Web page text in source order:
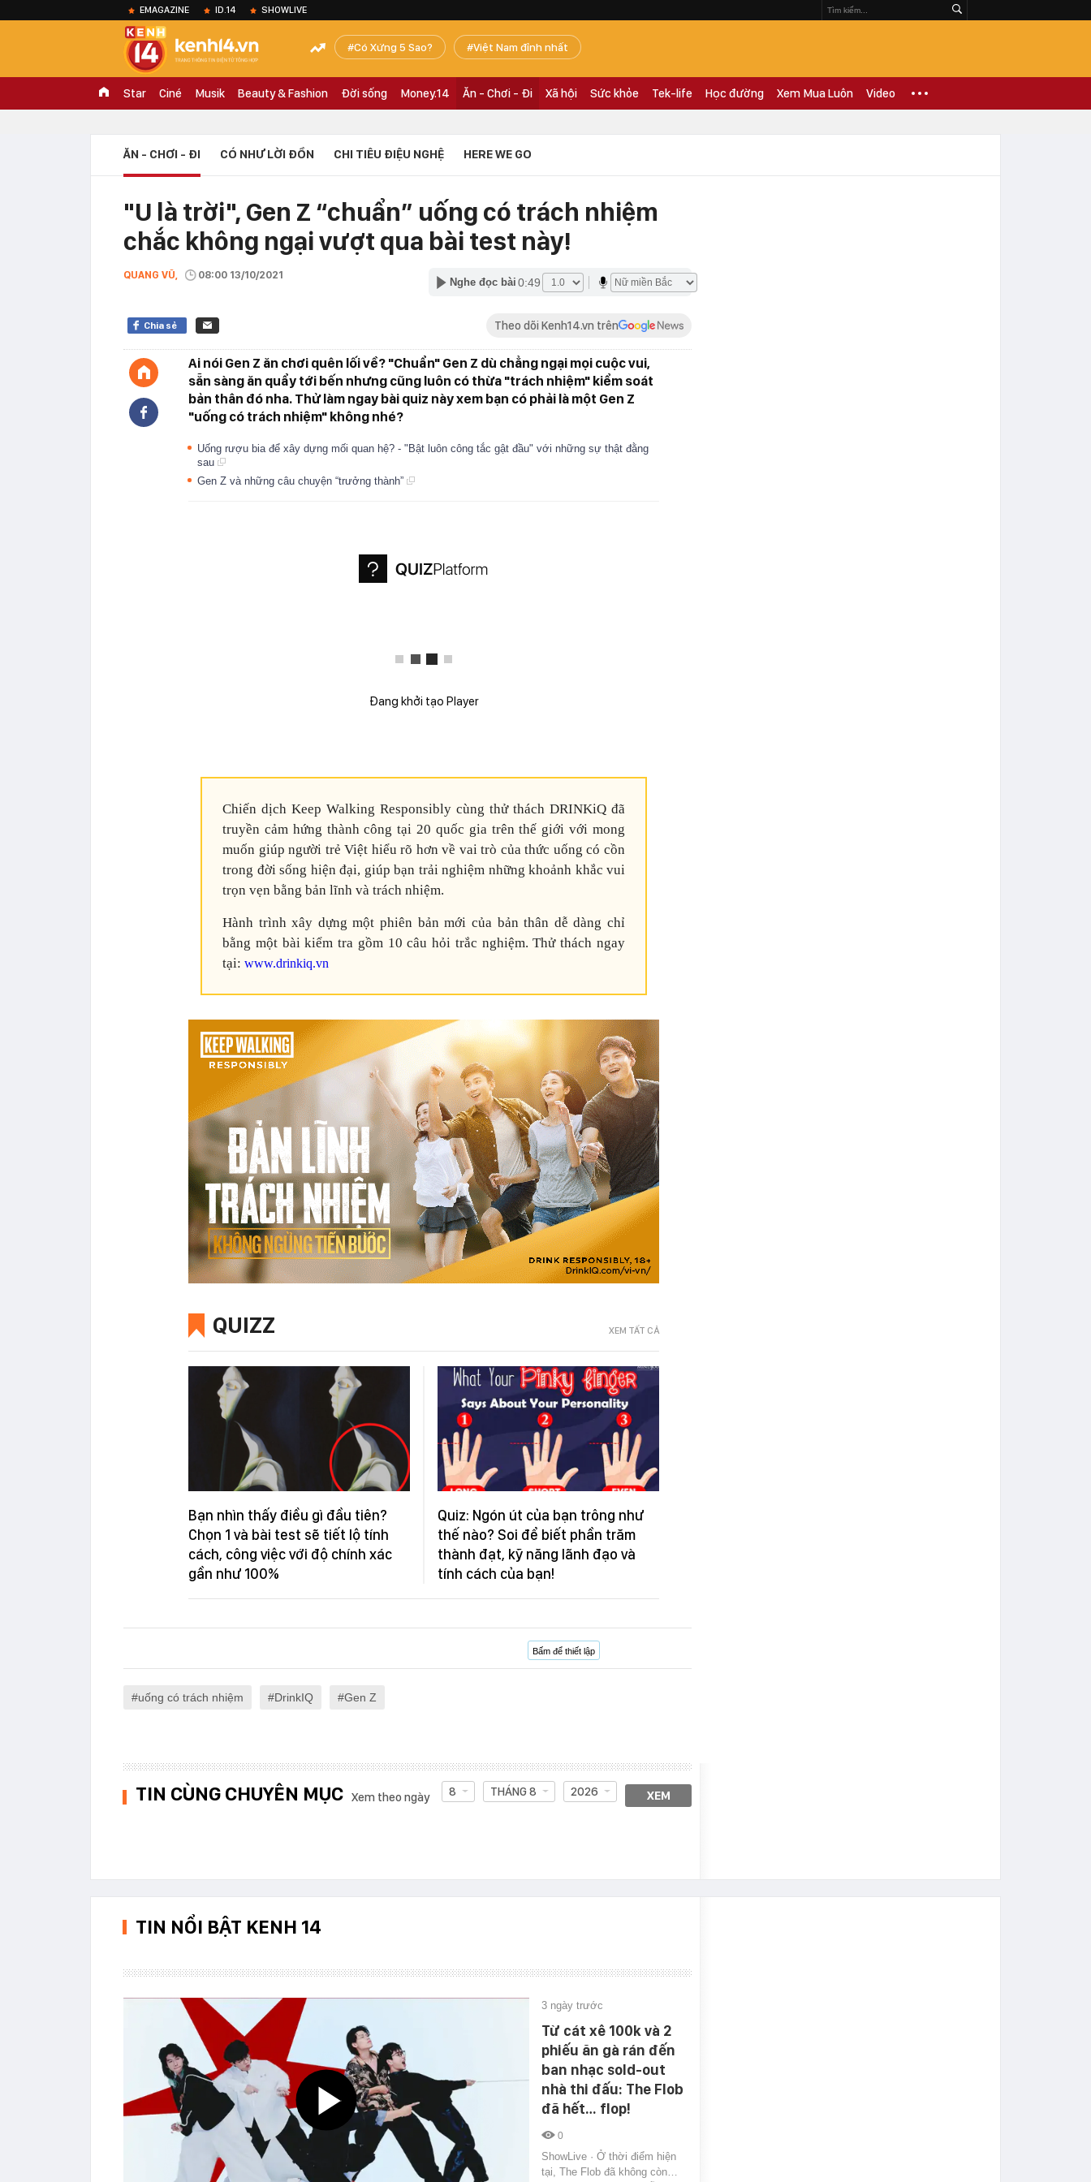
EMAGAZINE ID.14 SHOWLIVE
Có Xứng 5 Sao? Việt Nam đỉnh nhất
Star Ciné Musik Beauty & Fashion Đời sống Money.14 Ăn - Chơi - Đi Xã hội Sức khỏe Tek-life Học đường Xem Mua Luôn Video
ĂN - CHƠI - ĐI CÓ NHƯ LỜI ĐỒN CHI TIÊU ĐIỆU NGHỆ HERE WE GO
"U là trời", Gen Z “chuẩn” uống có trách nhiệm
chắc không ngại vượt qua bài test này!
QUANG VŨ, 08:00 13/10/2021
Nghe đọc bài 0:49
Chia sẻ Theo dõi Kenh14.vn trên
Ai nói Gen Z ăn chơi quên lối về? "Chuẩn" Gen Z dù chẳng ngại mọi cuộc vui,
sẵn sàng ăn quẩy tới bến nhưng cũng luôn có thừa "trách nhiệm" kiểm soát
bản thân đó nha. Thử làm ngay bài quiz này xem bạn có phải là một Gen Z
"uống có trách nhiệm" không nhé?
Uống rượu bia để xây dựng mối quan hệ? - "Bật luôn công tắc gật đầu" với những sự thật đằng
sau
Gen Z và những câu chuyện “trưởng thành”
Đang khởi tạo Player
Chiến dịch Keep Walking Responsibly cùng thử thách DRINKiQ đã
truyền cảm hứng thành công tại 20 quốc gia trên thế giới với mong
muốn giúp người trẻ Việt hiểu rõ hơn về vai trò của thức uống có cồn
trong đời sống hiện đại, giúp bạn trải nghiệm những khoảnh khắc vui
trọn vẹn bằng bản lĩnh và trách nhiệm.
Hành trình xây dựng một phiên bản mới của bản thân dễ dàng chỉ
bằng một bài kiểm tra gồm 10 câu hỏi trắc nghiệm. Thử thách ngay
tại: www.drinkiq.vn
QUIZZ XEM TẤT CẢ
Bạn nhìn thấy điều gì đầu tiên?
Chọn 1 và bài test sẽ tiết lộ tính
cách, công việc với độ chính xác
gần như 100%
Quiz: Ngón út của bạn trông như
thế nào? Soi để biết phần trăm
thành đạt, kỹ năng lãnh đạo và
tính cách của bạn!
Bấm để thiết lập
uống có trách nhiệm DrinkIQ Gen Z
TIN CÙNG CHUYÊN MỤC Xem theo ngày 8 THÁNG 8 2026 XEM
TIN NỔI BẬT KENH 14
3 ngày trước
Từ cát xê 100k và 2
phiếu ăn gà rán đến
ban nhạc sold-out
nhà thi đấu: The Flob
đã hết… flop!
0
ShowLive · Ở thời điểm hiện
tại, The Flob đã không còn…